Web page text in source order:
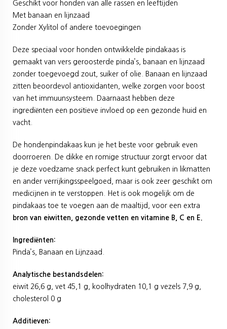
Geschikt voor honden van alle rassen en leeftijden
Met banaan en lijnzaad
Zonder Xylitol of andere toevoegingen
Deze speciaal voor honden ontwikkelde pindakaas is
gemaakt van vers geroosterde pinda’s, banaan en lijnzaad
zonder toegevoegd zout, suiker of olie. Banaan en lijnzaad
zitten beoordevol antioxidanten, welke zorgen voor boost
van het immuunsysteem. Daarnaast hebben deze
ingrediënten een positieve invloed op een gezonde huid en
vacht.
De hondenpindakaas kun je het beste voor gebruik even
doorroeren. De dikke en romige structuur zorgt ervoor dat
je deze voedzame snack perfect kunt gebruiken in likmatten
en ander verrijkingsspeelgoed, maar is ook zeer geschikt om
medicijnen in te verstoppen. Het is ook mogelijk om de
pindakaas toe te voegen aan de maaltijd, voor een extra
bron van eiwitten, gezonde vetten en vitamine B, C en E.
Ingrediënten:
Pinda’s, Banaan en Lijnzaad.
Analytische bestandsdelen:
eiwit 26,6 g, vet 45,1 g, koolhydraten 10,1 g vezels 7,9 g,
cholesterol 0 g
Additieven: